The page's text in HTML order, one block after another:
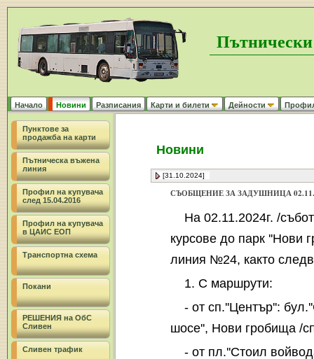
Начало Новини Разписания Карти и билети Дейности Профил
Пунктове за
продажба на карти
Пътническа въжена
линия
Профил на купувача
след 15.04.2016
Профил на купувача
в ЦАИС ЕОП
Транспортна схема
Покани
РЕШЕНИЯ на ОбС
Сливен
Сливен трафик
Новини
[31.10.2024]
СЪОБЩЕНИЕ ЗА ЗАДУШНИЦА
На 02.11.2024г. /
курсове до парк ''Нови
линия №24, както
1. С маршрути:
- от сп.''Център'':
шосе'', Нови гробища /
- от пл.''Стоил